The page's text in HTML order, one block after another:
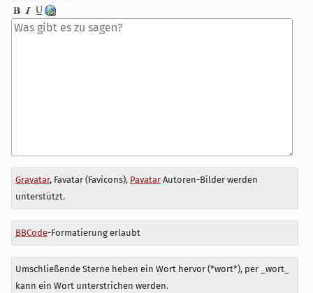
Antwort
zu
Gravatar, Favatar (Favicons), PavatarAutoren-Bilder werden
unterstützt.
BBCode-Formatierung erlaubt
Umschließende Sterne heben ein Wort hervor (*wort*), per _wort_
kann ein Wort unterstrichen werden.